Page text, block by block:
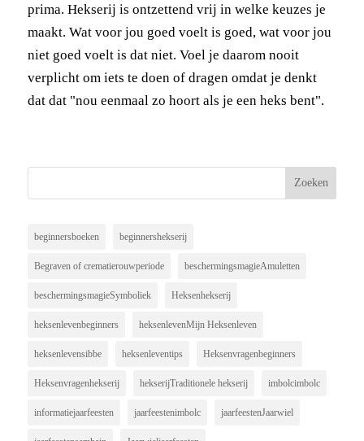
prima. Hekserij is ontzettend vrij in welke keuzes je
maakt. Wat voor jou goed voelt is goed, wat voor jou
niet goed voelt is dat niet. Voel je daarom nooit
verplicht om iets te doen of dragen omdat je denkt
dat dat "nou eenmaal zo hoort als je een heks bent".
beginnersboeken beginnershekserij
Begraven of crematierouwperiode beschermingsmagieAmuletten
beschermingsmagieSymboliek Heksenhekserij
heksenlevenbeginners heksenlevenMijn Heksenleven
heksenlevensibbe heksenleventips Heksenvragenbeginners
Heksenvragenhekserij hekserijTraditionele hekserij imbolcimbolc
informatiejaarfeesten jaarfeestenimbolc jaarfeestenJaarwiel